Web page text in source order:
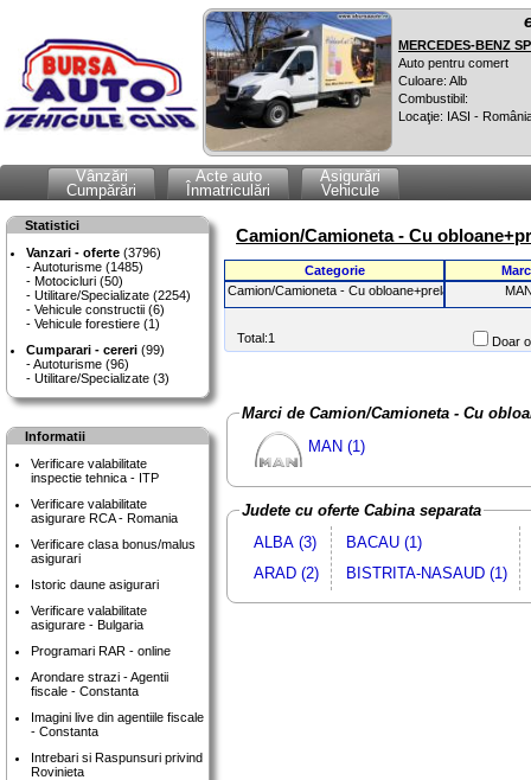
MERCEDES-BENZ
Auto pentru comert
Culoare: Alb
Combustibil:
Locaţie: IASI -
Vânzări
Cumpărări
Acte auto
Înmatriculări
Asigurări
Vehicule
Statistici
Vanzari - oferte (3796)
Autoturisme (1485)
Motocicluri (50)
Utilitare/Specializate (2254)
Vehicule constructii (6)
Vehicule forestiere (1)
Cumparari - cereri (99)
Autoturisme (96)
Utilitare/Specializate (3)
Informatii
Verificare valabilitate
inspectie tehnica - ITP
Verificare valabilitate
asigurare RCA - Romania
Verificare clasa bonus/malus
asigurari
Istoric daune asigurari
Verificare valabilitate
asigurare - Bulgaria
Programari RAR - online
Arondare strazi - Agentii
fiscale - Constanta
Imagini live din agentiile fiscale
- Constanta
Intrebari si Raspunsuri privind
Rovinieta
Camion/Camioneta - Cu
Categorie
Camion/Camioneta - Cu obloane+prelata
Total:1 Doar
Marci de Camion/Camioneta - Cu
MAN (1)
Judete cu oferte Cabina separata
ALBA (3)
ARAD (2)
BACAU (1)
BISTRITA-NASAUD (1)